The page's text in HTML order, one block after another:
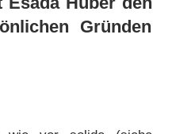
Gründen